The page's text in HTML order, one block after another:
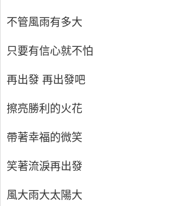
不管風雨有多大
只要有信心就不怕
再出發 再出發吧
擦亮勝利的火花
帶著幸福的微笑
笑著流淚再出發
風大雨大太陽大